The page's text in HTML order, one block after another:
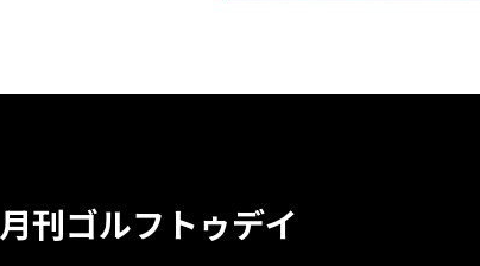
月刊ゴルフトゥデイ